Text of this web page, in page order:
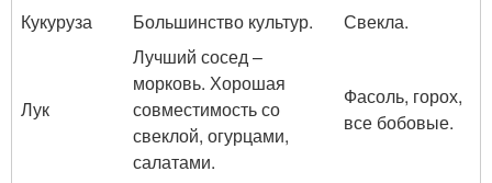
Кукуруза
Большинство культур. Свекла.
Лук
Лучший сосед –
морковь. Хорошая
совместимость со
свеклой, огурцами,
салатами.
Фасоль, горох,
все бобовые.